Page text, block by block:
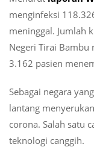
menginfeksi
meninggal. Jumlah
Negeri Tirai Bambu
3.162 pasien
Sebagai negara
lantang
corona. Salah satu
teknologi canggih.